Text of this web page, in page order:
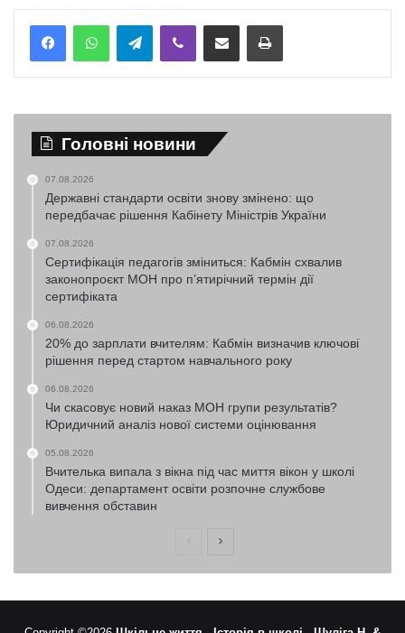
TelegramViber Надіслати електронною поштоюНадрукувати
Головні новини
07.08.2026
Державні стандарти освіти знову змінено: що
передбачає рішення Кабінету Міністрів України
07.08.2026
Сертифікація педагогів зміниться: Кабмін схвалив
законопроєкт МОН про п’ятирічний термін дії
сертифіката
06.08.2026
20% до зарплати вчителям: Кабмін визначив ключові
рішення перед стартом навчального року
06.08.2026
Чи скасовує новий наказ МОН групи результатів?
Юридичний аналіз нової системи оцінювання
05.08.2026
Вчителька випала з вікна під час миття вікон у школі
Одеси: департамент освіти розпочне службове
вивчення обставин
ПопередняНаступна